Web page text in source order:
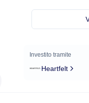
Investito tramite
Heartfelt